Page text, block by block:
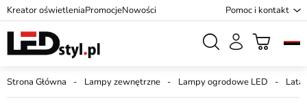
Kreator oświetleniaPromocjeNowości Pomoc i kontakt
Strona Główna Lampy zewnętrzne Lampy ogrodowe LED